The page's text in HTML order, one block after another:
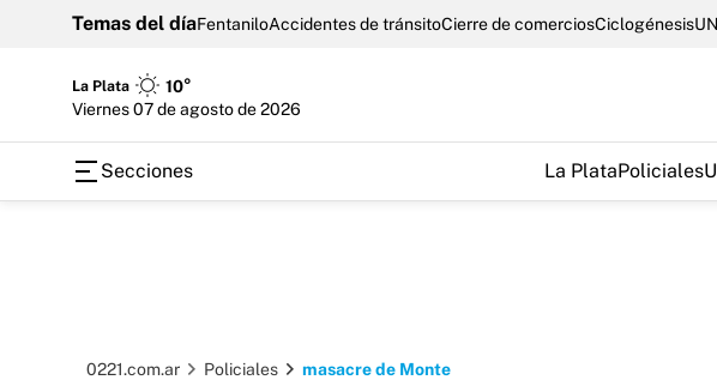
Temas del díaFentaniloAccidentes de tránsitoCierre de comerciosCiclogénesis
La Plata
10°
viernes 07 de agosto de 2026
Secciones La PlataPoliciales
0221.com.ar Policiales masacre de Monte